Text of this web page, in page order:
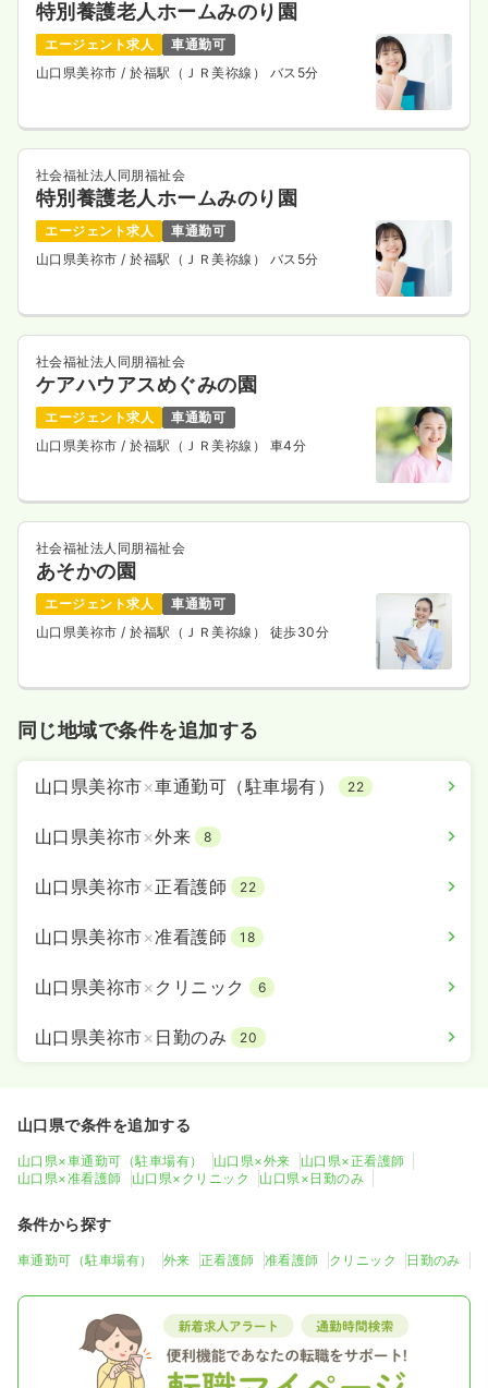
特別養護老人ホームみのり園
エージェント求人
車通勤可
山口県美祢市/ 於福駅（ＪＲ美祢線） バス5分
社会福祉法人同朋福祉会
特別養護老人ホームみのり園
エージェント求人
車通勤可
山口県美祢市/ 於福駅（ＪＲ美祢線） バス5分
社会福祉法人同朋福祉会
ケアハウアスめぐみの園
エージェント求人
車通勤可
山口県美祢市/ 於福駅（ＪＲ美祢線） 車4分
社会福祉法人同朋福祉会
あそかの園
エージェント求人
車通勤可
山口県美祢市/ 於福駅（ＪＲ美祢線） 徒歩30分
同じ地域で条件を追加する
山口県美祢市×車通勤可（駐車場有） 22
山口県美祢市×外来 8
山口県美祢市×正看護師 22
山口県美祢市×准看護師 18
山口県美祢市× クリニック 6
山口県美祢市× 日勤のみ 20
山口県で条件を追加する
山口県×車通勤可（駐車場有） 山口県×外来
山口県×正看護師
山口県×准看護師
山口県×クリニック 山口県×日勤のみ
条件から探す
車通勤可（駐車場有） 外来 正看護師 准看護師 クリニック 日勤のみ